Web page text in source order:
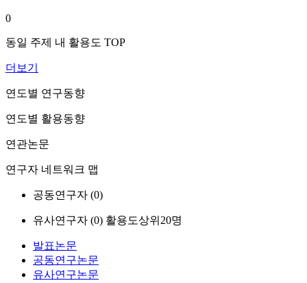
0
동일 주제 내 활용도 TOP
더보기
연도별 연구동향
연도별 활용동향
연관논문
연구자 네트워크 맵
공동연구자 (0)
유사연구자 (0) 활용도상위20명
발표논문
공동연구논문
유사연구논문